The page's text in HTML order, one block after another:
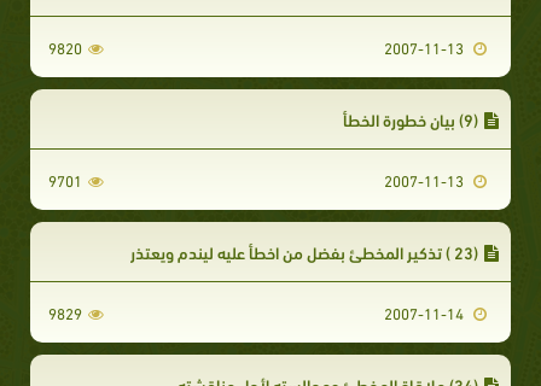
9820
(9) بيان خطورة الخطأ
9701
(23 ) تذكير المخطئ بفضل من اخطأ عليه ليندم ويعتذر
9829